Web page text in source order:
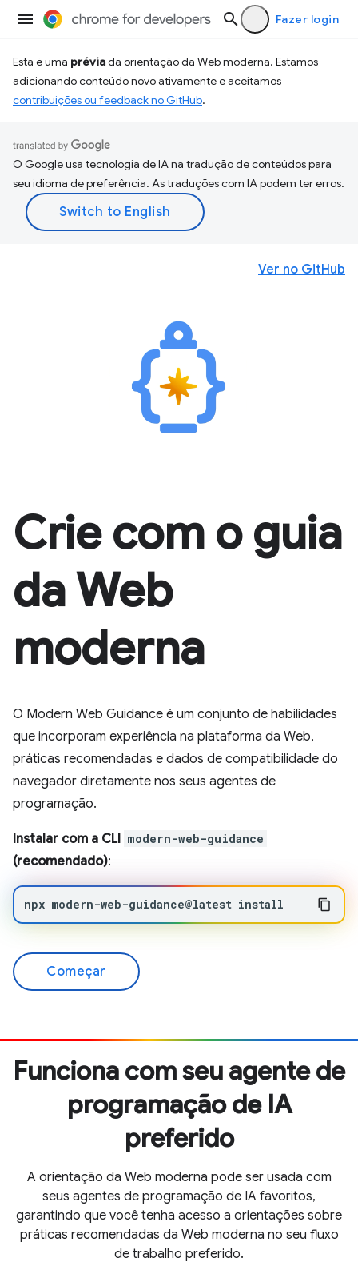
Fazer login
Esta é uma préviada orientação da Web moderna. Estamos
adicionando conteúdo novo ativamente e aceitamos
contribuições ou feedback no GitHub.
O Google usa tecnologia de IA na tradução de conteúdos para
seu idioma de preferência. As traduções com IA podem ter erros.
Crie com o guia
da Web
moderna
O Modern Web Guidance é um conjunto de habilidades
que incorporam experiência na plataforma da Web,
práticas recomendadas e dados de compatibilidade do
navegador diretamente nos seus agentes de
programação.
Instalar com a CLI modern-web-guidance
(recomendado):
npx modern-web-guidance@latest install
Começar
Ver no GitHub
Funciona com seu agente de
programação de IA
preferido
A orientação da Web moderna pode ser usada com
seus agentes de programação de IA favoritos,
garantindo que você tenha acesso a orientações sobre
práticas recomendadas da Web moderna no seu fluxo
de trabalho preferido.